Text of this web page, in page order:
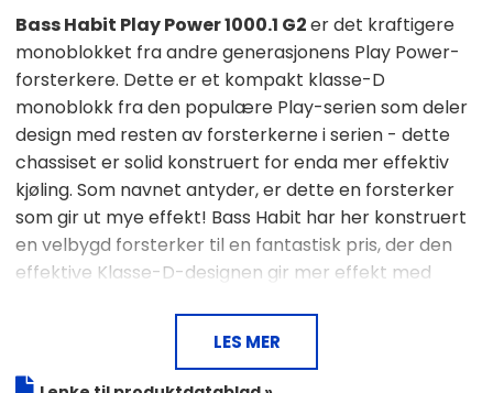
Bass Habit Play Power 1000.1 G2er det kraftigere
monoblokket fra andre generasjonens Play Power-
forsterkere. Dette er et kompakt klasse-D
monoblokk fra den populære Play-serien som deler
design med resten av forsterkerne i serien - dette
chassiset er solid konstruert for enda mer effektiv
kjøling. Som navnet antyder, er dette en forsterker
som gir ut mye effekt! Bass Habit har her konstruert
en velbygd forsterker til en fantastisk pris, der den
effektive Klasse-D-designen gir mer effekt med
1000W (RMS) @ 1 ohm
LES MER